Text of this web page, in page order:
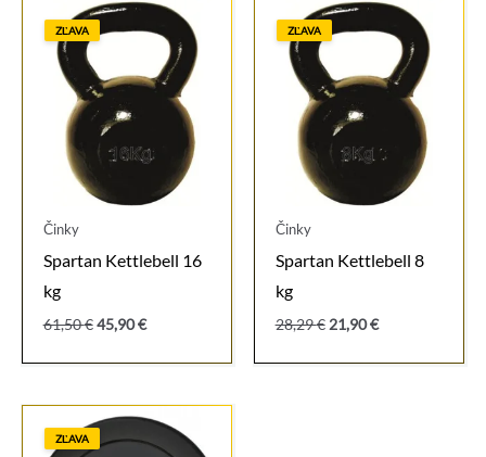
ZĽAVA
Činky
Spartan Kettlebell 16
kg
61,50€ Pôvodná
bola:
45,90€Aktuálna
je:
ZĽAVA
Činky
Spartan Kettlebell 8
kg
28,29€ Pôvodná
bola:
21,90€Aktuálna
je:
ZĽAVA